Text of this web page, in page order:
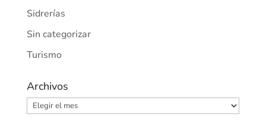
Sidrerías
Sin categorizar
Turismo
Archivos
Archivos